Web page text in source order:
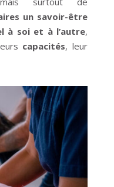
un savoir-être
à soi et à l’autre,
capacités, leur